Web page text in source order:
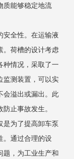
质能够稳定地流
全性。在运输液
。荷槽的设计考虑
种情况，采取了一
监测装置，可以实
会溢出或漏出。此
止事故发生。
为了提高卸车泵
。通过合理的设
题，为工业生产和